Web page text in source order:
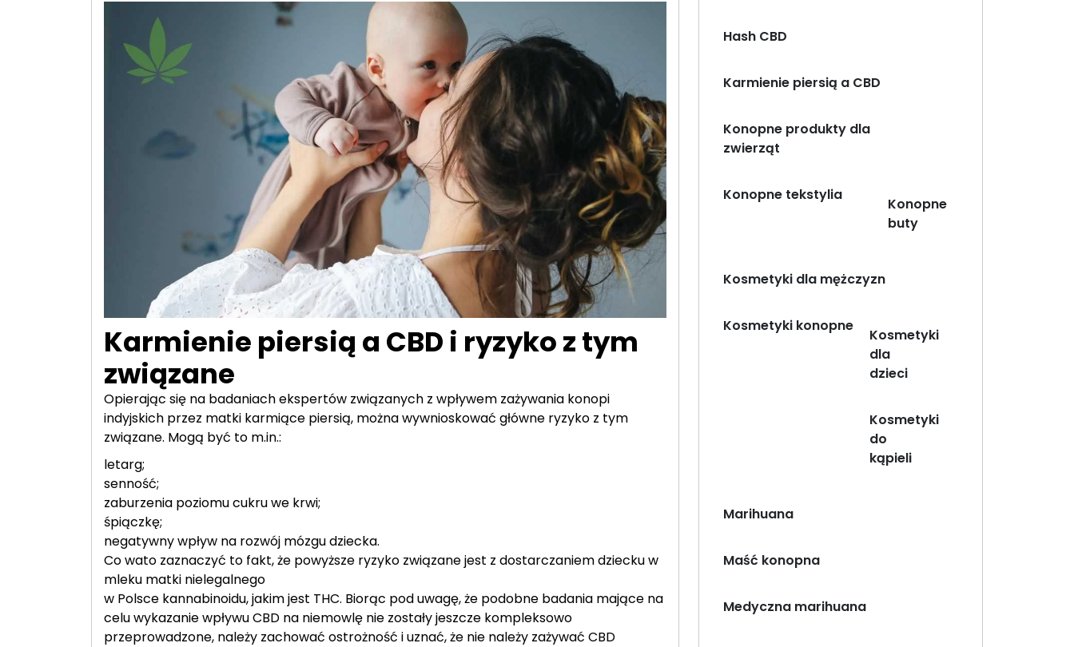
Karmienie piersią a CBD i ryzyko z tym
związane
Opierając się na badaniach ekspertów związanych z wpływem zażywania konopi
indyjskich przez matki karmiące piersią, można wywnioskować główne ryzyko z tym
związane. Mogą być to m.in.:
letarg;
senność;
zaburzenia poziomu cukru we krwi;
śpiączkę;
negatywny wpływ na rozwój mózgu dziecka.
Co wato zaznaczyć to fakt, że powyższe ryzyko związane jest z dostarczaniem dziecku w
mleku matki nielegalnego
w Polsce kannabinoidu, jakim jest THC. Biorąc pod uwagę, że podobne badania mające na
celu wykazanie wpływu CBD na niemowlę nie zostały jeszcze kompleksowo
przeprowadzone, należy zachować ostrożność i uznać, że nie należy zażywać CBD
Hash CBD
Karmienie piersią a CBD
Konopne produkty dla
zwierząt
Konopne tekstylia
Konopne
buty
Kosmetyki dla mężczyzn
Kosmetyki konopne
Kosmetyki
dla
dzieci
Kosmetyki
do
kąpieli
Marihuana
Maść konopna
Medyczna marihuana